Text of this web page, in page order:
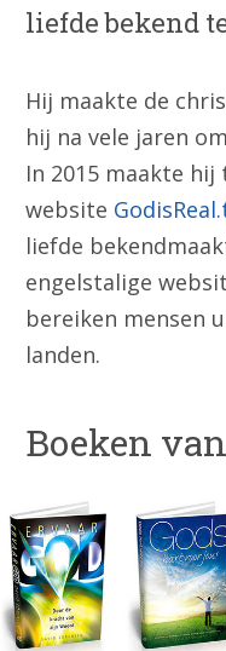
liefde bekend
Hij maakte de
hij na vele jaren
In 2015 maakte
website
liefde
engelstalige
bereiken mensen
landen.
Boeken